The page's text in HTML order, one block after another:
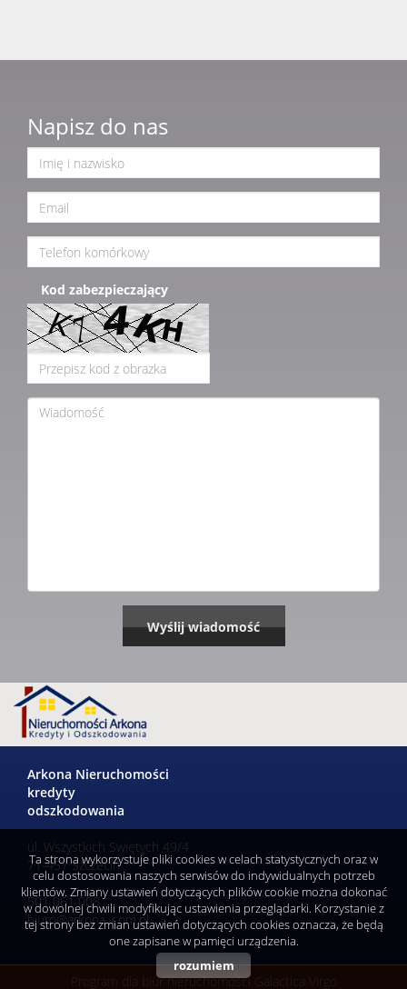
Napisz do nas
Kod zabezpieczający
Arkona Nieruchomości
kredyty
odszkodowania
ul. Wszystkich Swiętych 49/4
71-457 Szczecin
501 061 008
biuro@arkona .com.pl
Program dla biur nieruchomości Galactica Virgo
Ta strona wykorzystuje pliki cookies w celach statystycznych oraz w
celu dostosowania naszych serwisów do indywidualnych potrzeb
klientów. Zmiany ustawień dotyczących plików cookie można dokonać
w dowolnej chwili modyfikując ustawienia przeglądarki. Korzystanie z
tej strony bez zmian ustawień dotyczących cookies oznacza, że będą
one zapisane w pamięci urządzenia.
rozumiem